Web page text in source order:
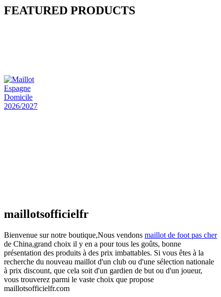
FEATURED PRODUCTS
maillotsofficielfr
Bienvenue sur notre boutique,Nous vendons maillot de foot pas cher
de China,grand choix il y en a pour tous les goûts, bonne
présentation des produits à des prix imbattables. Si vous êtes à la
recherche du nouveau maillot d'un club ou d'une sélection nationale
à prix discount, que cela soit d'un gardien de but ou d'un joueur,
vous trouverez parmi le vaste choix que propose
maillotsofficielfr.com